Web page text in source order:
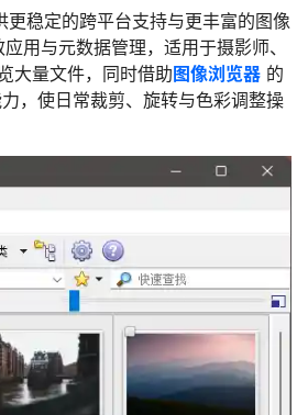
稳定的跨平台支持与更丰富的图像
用与元数据管理，适用于摄影师、
大量文件，同时借助 图像浏览器 的
，使日常裁剪、旋转与色彩调整操